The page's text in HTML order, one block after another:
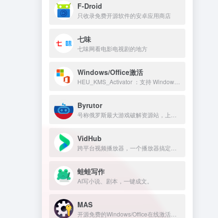
F-Droid
只收录免费开源软件的安卓应用商店
七味
七味网看电影电视剧的地方
Windows/Office激活
Byrutor
VidHub
蛙蛙写作
AI写小说、剧本，一键成文。
MAS